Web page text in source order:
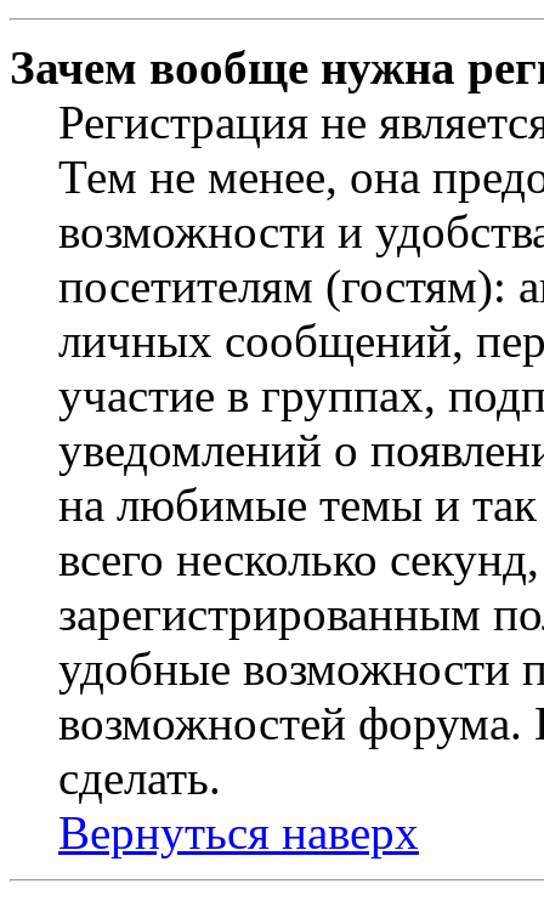
Зачем вообще нужна
Регистрация не
Тем не менее, она
возможности и
посетителям (гостям):
личных сообщений,
участие в группах,
уведомлений о
на любимые темы и так
всего несколько
зарегистрированным
удобные возможности
возможностей
сделать.
Вернуться наверх